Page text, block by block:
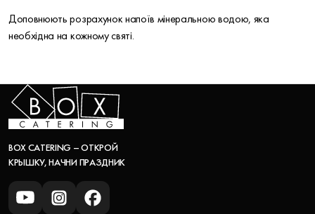
Доповнюють розрахунок напоїв мінеральною водою, яка
необхідна на кожному святі.
BOX CATERING – ОТКРОЙ
КРЫШКУ, НАЧНИ ПРАЗДНИК